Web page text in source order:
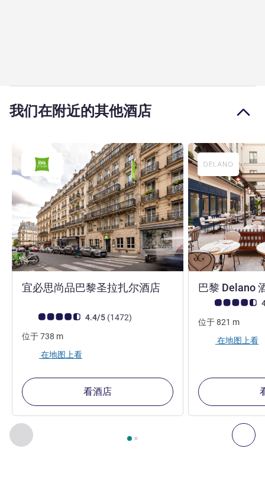
我们在附近的其他酒店
上一个 - 我们在附近的其他酒店 下
第 页，共 , 我们在附近的其他酒店 1 :, 我们在附近的
宜必思尚品巴黎圣拉扎尔酒店3 星
客户意见评级 (ALL 评级)
4.4/5 (1472评论
)
位于738 m
在地图上看
看酒店
巴黎 Delano
客户意见评级
位于821 m
在地图上看